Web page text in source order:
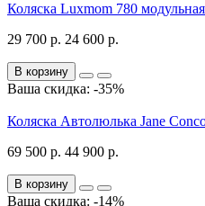
Коляска Luxmom 780
29 700 р. 24 600 р.
В корзину
Ваша скидка: -35%
Коляска Автолюлька Jane
69 500 р. 44 900 р.
В корзину
Ваша скидка: -14%